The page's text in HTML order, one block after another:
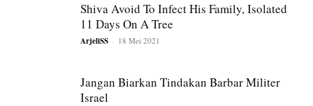
Shiva Avoid To Infect His Family, Isolated
11 Days On A Tree
ArjeliSS - 18 Mei 2021
Jangan Biarkan Tindakan Barbar Militer
Israel